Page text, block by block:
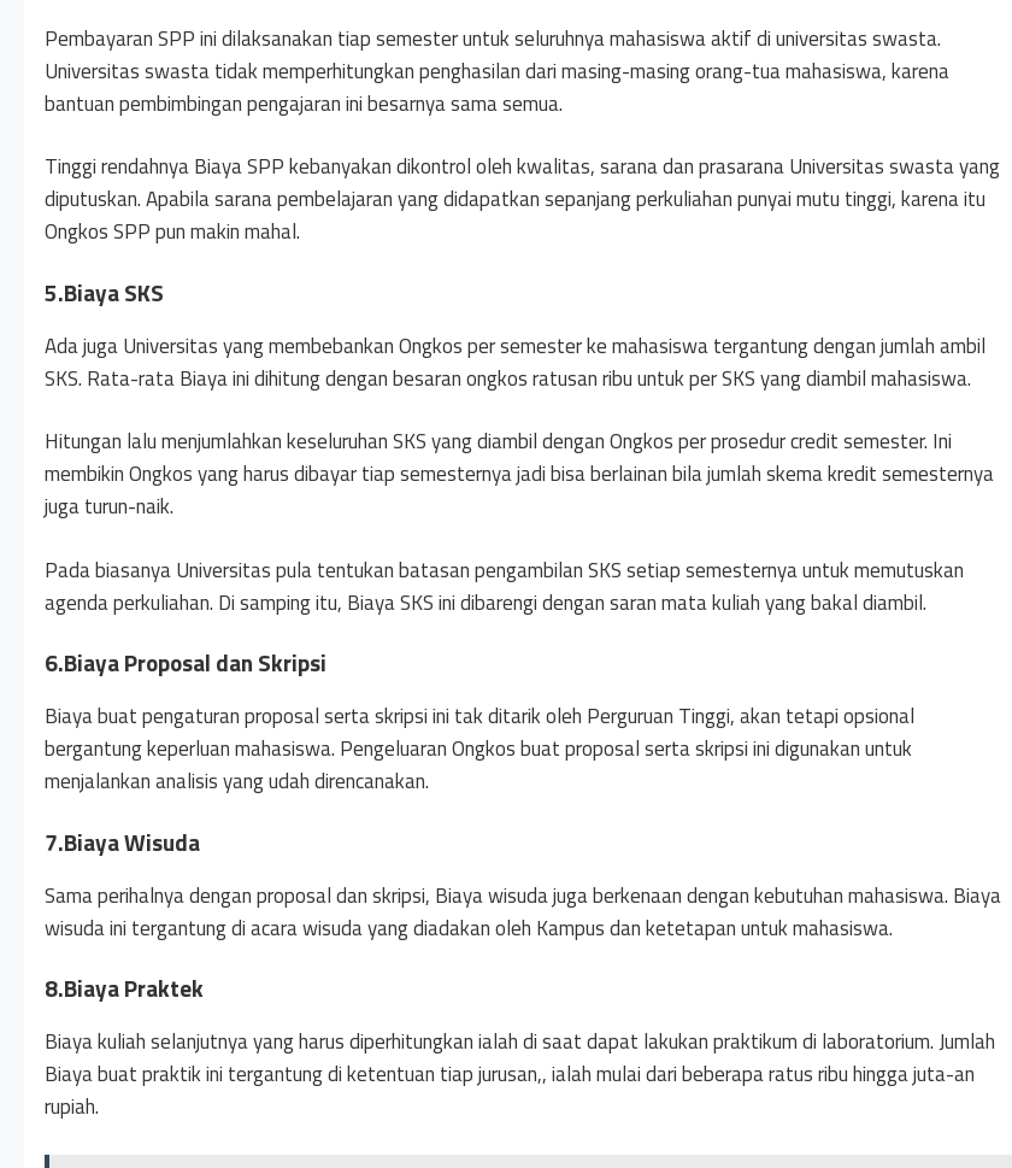
Pembayaran SPP ini dilaksanakan tiap semester untuk seluruhnya mahasiswa aktif di universitas swasta.
Universitas swasta tidak memperhitungkan penghasilan dari masing-masing orang-tua mahasiswa, karena
bantuan pembimbingan pengajaran ini besarnya sama semua.
Tinggi rendahnya Biaya SPP kebanyakan dikontrol oleh kwalitas, sarana dan prasarana Universitas swasta yang
diputuskan. Apabila sarana pembelajaran yang didapatkan sepanjang perkuliahan punyai mutu tinggi, karena itu
Ongkos SPP pun makin mahal.
5.Biaya SKS
Ada juga Universitas yang membebankan Ongkos per semester ke mahasiswa tergantung dengan jumlah ambil
SKS. Rata-rata Biaya ini dihitung dengan besaran ongkos ratusan ribu untuk per SKS yang diambil mahasiswa.
Hitungan lalu menjumlahkan keseluruhan SKS yang diambil dengan Ongkos per prosedur credit semester. Ini
membikin Ongkos yang harus dibayar tiap semesternya jadi bisa berlainan bila jumlah skema kredit semesternya
juga turun-naik.
Pada biasanya Universitas pula tentukan batasan pengambilan SKS setiap semesternya untuk memutuskan
agenda perkuliahan. Di samping itu, Biaya SKS ini dibarengi dengan saran mata kuliah yang bakal diambil.
6.Biaya Proposal dan Skripsi
Biaya buat pengaturan proposal serta skripsi ini tak ditarik oleh Perguruan Tinggi, akan tetapi opsional
bergantung keperluan mahasiswa. Pengeluaran Ongkos buat proposal serta skripsi ini digunakan untuk
menjalankan analisis yang udah direncanakan.
7.Biaya Wisuda
Sama perihalnya dengan proposal dan skripsi, Biaya wisuda juga berkenaan dengan kebutuhan mahasiswa. Biaya
wisuda ini tergantung di acara wisuda yang diadakan oleh Kampus dan ketetapan untuk mahasiswa.
8.Biaya Praktek
Biaya kuliah selanjutnya yang harus diperhitungkan ialah di saat dapat lakukan praktikum di laboratorium. Jumlah
Biaya buat praktik ini tergantung di ketentuan tiap jurusan,, ialah mulai dari beberapa ratus ribu hingga juta-an
rupiah.